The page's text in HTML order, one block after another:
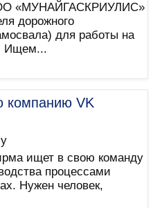
«МУНАЙГАСКРИУЛИС»
дорожного
для работы на
Ищем...
компанию VK
ищет в свою команду
процессами
Нужен человек,